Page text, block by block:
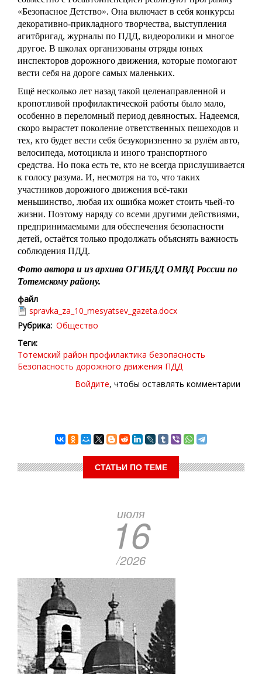
«Безопасное Детство». Она включает в себя конкурсы
декоративно-прикладного творчества, выступления
агитбригад, журналы по ПДД, видеоролики и многое
другое. В школах организованы отряды юных
инспекторов дорожного движения, которые помогают
вести себя на дороге самых маленьких.
Ещё несколько лет назад такой целенаправленной и
кропотливой профилактической работы было мало,
особенно в переломный период девяностых. Надеемся,
скоро вырастет поколение ответственных пешеходов и
тех, кто будет вести себя безукоризненно за рулём авто,
велосипеда, мотоцикла и иного транспортного
средства. Но пока есть те, кто не всегда прислушивается
к голосу разума. И, несмотря на то, что таких
участников дорожного движения всё-таки
меньшинство, любая их ошибка может стоить чьей-то
жизни. Поэтому наряду со всеми другими действиями,
предпринимаемыми для обеспечения безопасности
детей, остаётся только продолжать объяснять важность
соблюдения ПДД.
Фото автора и из архива ОГИБДД ОМВД России по
Тотемскому району.
файл
spravka_za_10_mesyatsev_gazeta.docx
Рубрика Общество
Теги
Тотемский район профилактика безопасность
Безопасность дорожного движения ПДД
Войдите, чтобы оставлять комментарии
СТАТЬИ ПО ТЕМЕ
июля
16
/2026